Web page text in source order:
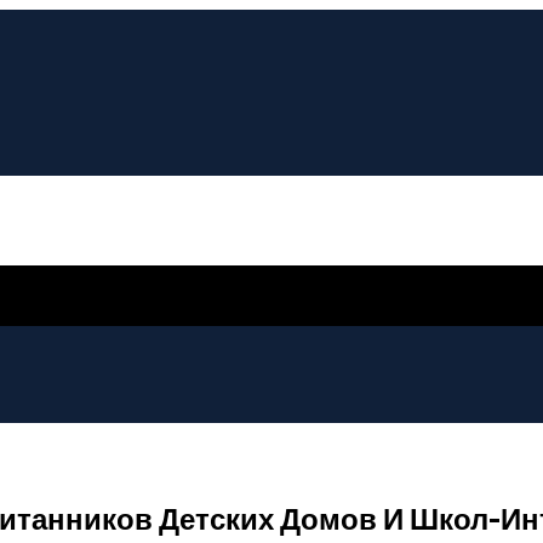
Детских Домов И Школ-